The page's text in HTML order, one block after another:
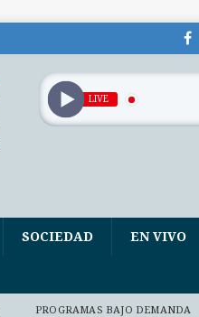
LIVE
SOCIEDAD EN VIVO
PROGRAMAS BAJO DEMANDA